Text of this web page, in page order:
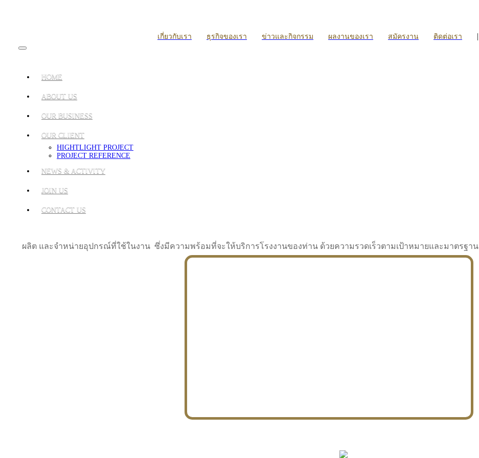
เกี่ยวกับเรา ธุรกิจของเรา ข่าวและกิจกรรม ผลงานของเรา สมัครงาน ติดต่อเรา |
HOME
ABOUT US
OUR BUSINESS
OUR CLIENT
HIGHTLIGHT PROJECT
PROJECT REFERENCE
NEWS & ACTIVITY
JOIN US
CONTACT US
ผลิต และจำหน่ายอุปกรณ์ที่ใช้ในงาน ซึ่งมีความพร้อมที่จะให้บริการโรงงานของท่าน ด้วยความรวดเร็วตามเป้าหมายและมาตรฐาน